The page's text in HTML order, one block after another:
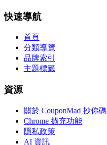
快速導航
首頁
分類導覽
品牌索引
主題標籤
資源
關於 CouponMad 抄你碼
Chrome 擴充功能
隱私政策
AI 資訊